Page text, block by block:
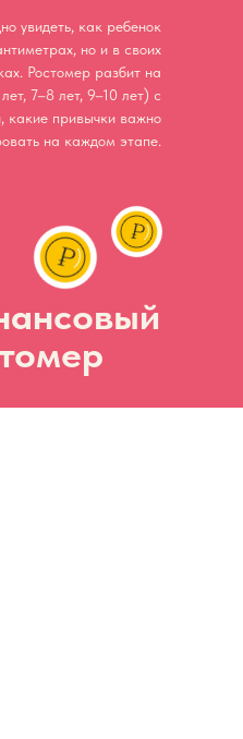
увидеть, как ребенок
но и в своих
Ростомер разбит на
7–8 лет, 9–10 лет) с
какие привычки важно
на каждом этапе.